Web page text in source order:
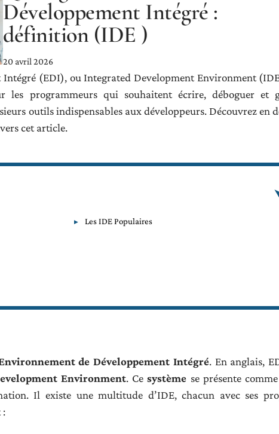
Développement Intégré :
définition (IDE )
20 avril 2026
Intégré (EDI), ou Integrated Development Environment
les programmeurs qui souhaitent écrire, déboguer et
outils indispensables aux développeurs. Découvrez en
cet article.
Les IDE Populaires
de Développement Intégré. En anglais,
Environment. Cesystème se présente
Il existe une multitude d’IDE, chacun avec ses
: